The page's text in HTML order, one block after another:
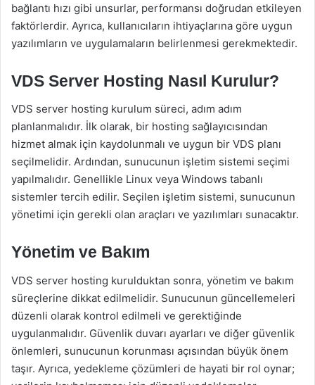
bağlantı hızı gibi unsurlar, performansı doğrudan etkileyen
faktörlerdir. Ayrıca, kullanıcıların ihtiyaçlarına göre uygun
yazılımların ve uygulamaların belirlenmesi gerekmektedir.
VDS Server Hosting Nasıl Kurulur?
VDS server hosting kurulum süreci, adım adım
planlanmalıdır. İlk olarak, bir hosting sağlayıcısından
hizmet almak için kaydolunmalı ve uygun bir VDS planı
seçilmelidir. Ardından, sunucunun işletim sistemi seçimi
yapılmalıdır. Genellikle Linux veya Windows tabanlı
sistemler tercih edilir. Seçilen işletim sistemi, sunucunun
yönetimi için gerekli olan araçları ve yazılımları sunacaktır.
Yönetim ve Bakım
VDS server hosting kurulduktan sonra, yönetim ve bakım
süreçlerine dikkat edilmelidir. Sunucunun güncellemeleri
düzenli olarak kontrol edilmeli ve gerektiğinde
uygulanmalıdır. Güvenlik duvarı ayarları ve diğer güvenlik
önlemleri, sunucunun korunması açısından büyük önem
taşır. Ayrıca, yedekleme çözümleri de hayati bir rol oynar;